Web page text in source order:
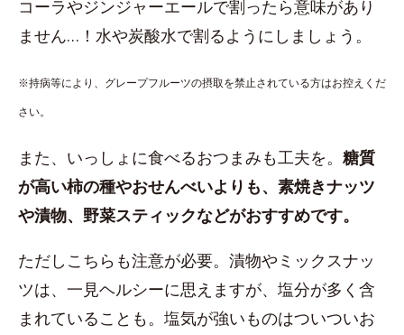
コーラやジンジャーエールで割ったら意味があり
ません…！水や炭酸水で割るようにしましょう。
※持病等により、グレープフルーツの摂取を禁止されている方はお控えくだ
さい。
また、いっしょに食べるおつまみも工夫を。 糖質
が高い柿の種やおせんべいよりも、素焼きナッツ
や漬物、野菜スティックなどがおすすめです。
ただしこちらも注意が必要。漬物やミックスナッ
ツは、一見ヘルシーに思えますが、塩分が多く含
まれていることも。塩気が強いものはついついお